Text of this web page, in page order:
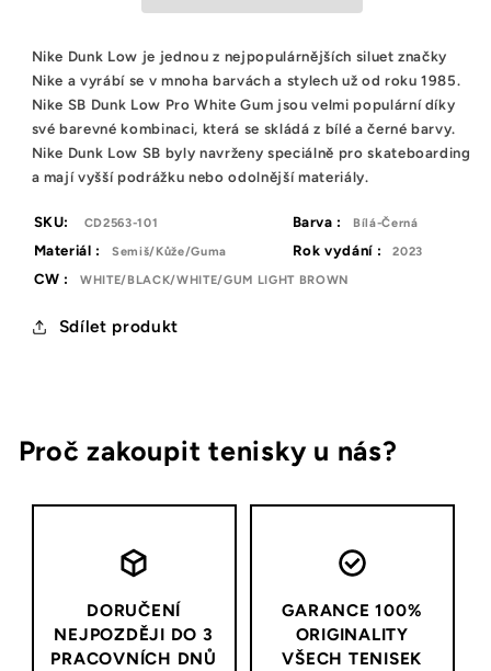
Nike Dunk Low je jednou z nejpopulárnějších siluet značky
Nike a vyrábí se v mnoha barvách a stylech už od roku 1985.
Nike SB Dunk Low Pro White Gum jsou velmi populární díky
své barevné kombinaci, která se skládá z bílé a černé barvy.
Nike Dunk Low SB byly navrženy speciálně pro skateboarding
a mají vyšší podrážku nebo odolnější materiály.
SKU: CD2563-101 Barva : Bílá-Černá
Materiál : Semiš/Kůže/Guma Rok vydání : 2023
CW : WHITE/BLACK/WHITE/GUM LIGHT BROWN
Sdílet produkt
Proč zakoupit tenisky u nás?
DORUČENÍ
NEJPOZDĚJI DO 3
PRACOVNÍCH DNŮ
GARANCE 100%
ORIGINALITY
VŠECH TENISEK